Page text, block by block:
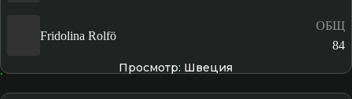
Fridolina Rolfö
ОБЩ
84
Просмотр: Швеция